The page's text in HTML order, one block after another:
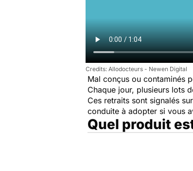
Allodocteurs - Newen Digital
Mal conçus ou contaminés
Chaque jour, plusieurs lots
Ces retraits sont signalés
conduite à adopter si vous
Quel produit